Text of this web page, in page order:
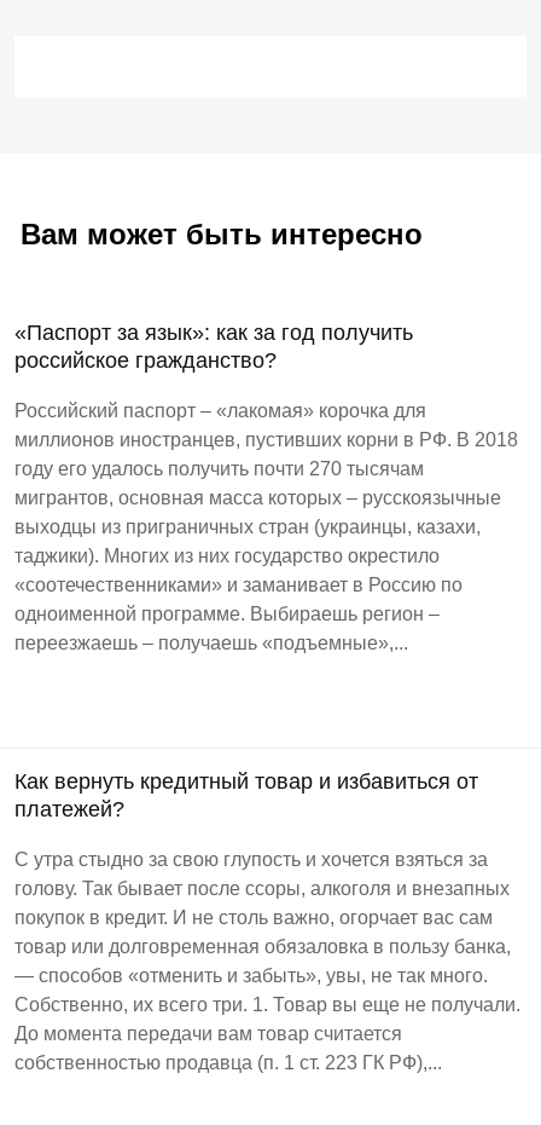
Вам может быть интересно
«Паспорт за язык»: как за год получить
российское гражданство?
Российский паспорт – «лакомая» корочка для
миллионов иностранцев, пустивших корни в РФ. В 2018
году его удалось получить почти 270 тысячам
мигрантов, основная масса которых – русскоязычные
выходцы из приграничных стран (украинцы, казахи,
таджики). Многих из них государство окрестило
«соотечественниками» и заманивает в Россию по
одноименной программе. Выбираешь регион –
переезжаешь – получаешь «подъемные»,...
Как вернуть кредитный товар и избавиться от
платежей?
С утра стыдно за свою глупость и хочется взяться за
голову. Так бывает после ссоры, алкоголя и внезапных
покупок в кредит. И не столь важно, огорчает вас сам
товар или долговременная обязаловка в пользу банка,
— способов «отменить и забыть», увы, не так много.
Собственно, их всего три. 1. Товар вы еще не получали.
До момента передачи вам товар считается
собственностью продавца (п. 1 ст. 223 ГК РФ),...